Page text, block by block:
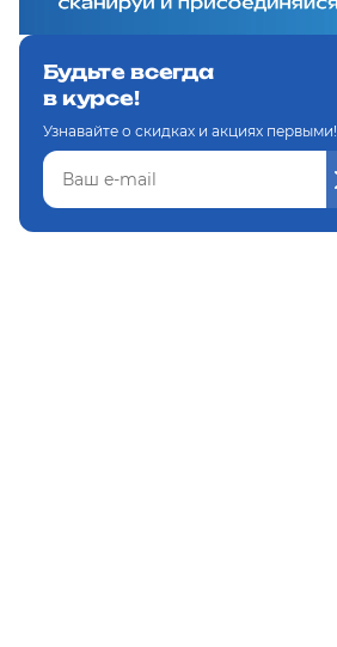
Будьте всегда
в курсе!
Узнавайте о скидках и акциях первыми!